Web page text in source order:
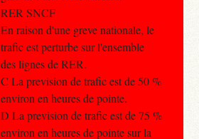
RER SNCF
En raison d'une greve nationale, le
trafic est perturbe sur l'ensemble
des lignes de RER.
C La prevision de trafic est de 50 %
environ en heures de pointe.
D La prevision de trafic est de 75 %
environ en heures de pointe sur la